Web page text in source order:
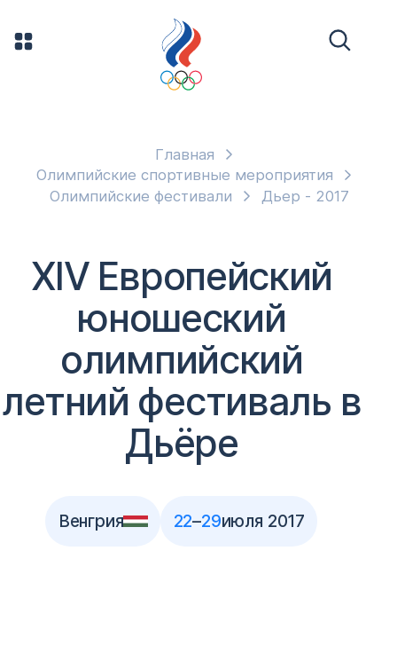
Главная
Олимпийские спортивные мероприятия
Олимпийские фестивали
Дьер - 2017
XIV Европейский
юношеский
олимпийский
летний фестиваль в
Дьёре
Венгрия 22–29июля 2017